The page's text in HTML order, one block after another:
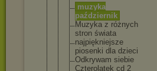
muzyka
październik
Muzyka z różnych
stron świata
najpiękniejsze
piosenki dla dzieci
Odkrywam siebie
Czterolatek cd 2